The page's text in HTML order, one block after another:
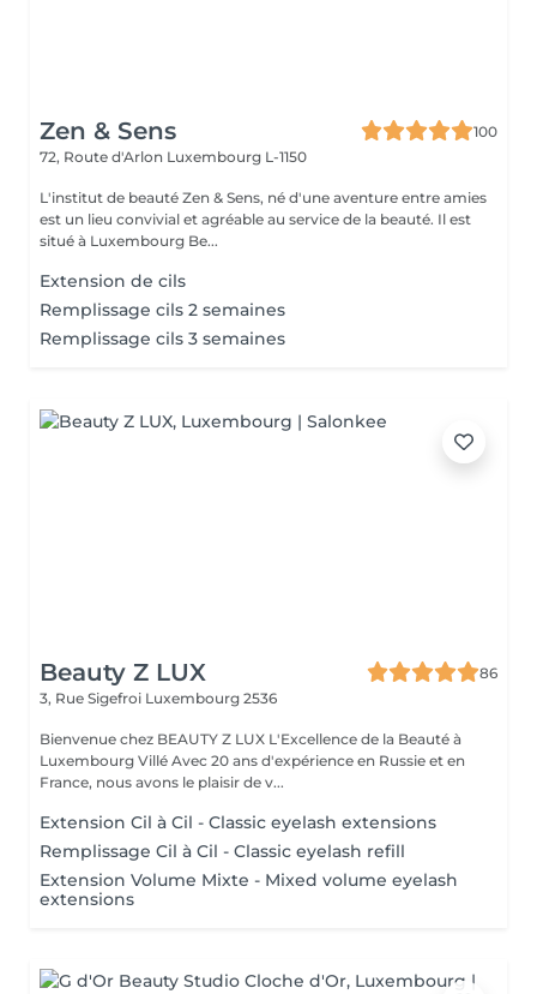
Zen & Sens
100
72, Route d'Arlon Luxembourg L-1150
L'institut de beauté Zen & Sens, né d'une aventure entre amies
est un lieu convivial et agréable au service de la beauté. Il est
situé à Luxembourg Be...
Extension de cils
Remplissage cils 2 semaines
Remplissage cils 3 semaines
Beauty Z LUX
86
3, Rue Sigefroi Luxembourg 2536
Bienvenue chez BEAUTY Z LUX L'Excellence de la Beauté à
Luxembourg Villé Avec 20 ans d'expérience en Russie et en
France, nous avons le plaisir de v...
Extension Cil à Cil - Classic eyelash extensions
Remplissage Cil à Cil - Classic eyelash refill
Extension Volume Mixte - Mixed volume eyelash
extensions